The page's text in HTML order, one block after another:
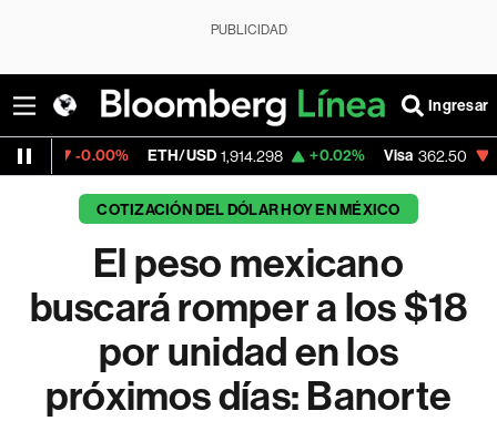
PUBLICIDAD
Ingresar
ETH/USD 1,914.298 +0.02% Visa 362.50 -2.15%
COTIZACIÓN DEL DÓLAR HOY EN MÉXICO
El peso mexicano
buscará romper a los $18
por unidad en los
próximos días: Banorte